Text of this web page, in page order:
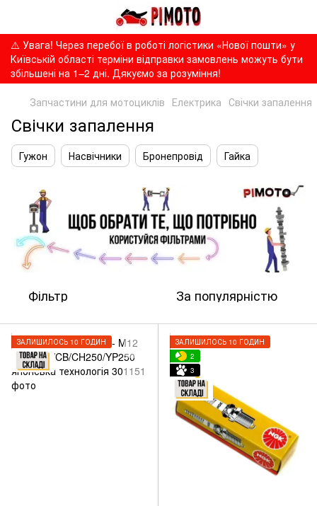
⚠️ Увага! Через перебої в роботі логістики «Нової пошти» у
Київській області терміни відправки замовлень можуть бути
збільшені на 1–2 дні. Дякуємо за розуміння!
Запчастини для мотоциклів Електрика Свічки запалення
Свічки запалення
Гужон Насвічники Бронепровід Гайка
Фільтр За популярністю
ЗАЛИШИЛОСЬ 10 ГОДИН
ЗАЛИШИЛОСЬ 10 ГОДИН
2
3